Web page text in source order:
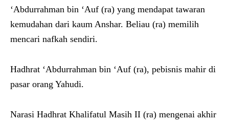
‘Abdurrahman bin ‘Auf (ra) yang mendapat tawaran
kemudahan dari kaum Anshar. Beliau (ra) memilih
mencari nafkah sendiri.
Hadhrat ‘Abdurrahman bin ‘Auf (ra), pebisnis mahir di
pasar orang Yahudi.
Narasi Hadhrat Khalifatul Masih II (ra) mengenai akhir